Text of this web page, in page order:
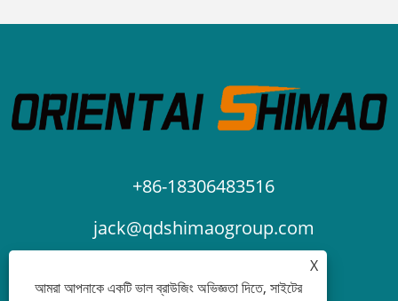
+86-18306483516
jack@qdshimaogroup.com
X
আমরা আপনাকে একটি ভাল ব্রাউজিং অভিজ্ঞতা দিতে, সাইটের